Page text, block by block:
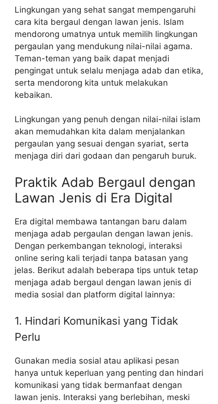
Lingkungan yang sehat sangat mempengaruhi
cara kita bergaul dengan lawan jenis. Islam
mendorong umatnya untuk memilih lingkungan
pergaulan yang mendukung nilai-nilai agama.
Teman-teman yang baik dapat menjadi
pengingat untuk selalu menjaga adab dan etika,
serta mendorong kita untuk melakukan
kebaikan.
Lingkungan yang penuh dengan nilai-nilai islam
akan memudahkan kita dalam menjalankan
pergaulan yang sesuai dengan syariat, serta
menjaga diri dari godaan dan pengaruh buruk.
Praktik Adab Bergaul dengan
Lawan Jenis di Era Digital
Era digital membawa tantangan baru dalam
menjaga adab pergaulan dengan lawan jenis.
Dengan perkembangan teknologi, interaksi
online sering kali terjadi tanpa batasan yang
jelas. Berikut adalah beberapa tips untuk tetap
menjaga adab bergaul dengan lawan jenis di
media sosial dan platform digital lainnya:
1. Hindari Komunikasi yang Tidak
Perlu
Gunakan media sosial atau aplikasi pesan
hanya untuk keperluan yang penting dan hindari
komunikasi yang tidak bermanfaat dengan
lawan jenis. Interaksi yang berlebihan, meski